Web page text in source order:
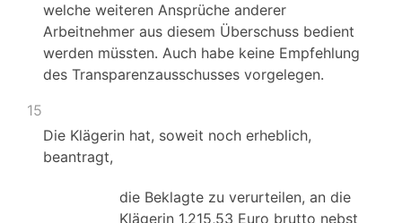
welche weiteren Ansprüche anderer
Arbeitnehmer aus diesem Überschuss bedient
werden müssten. Auch habe keine Empfehlung
des Transparenzausschusses vorgelegen.
15
Die Klägerin hat, soweit noch erheblich,
beantragt,
die Beklagte zu verurteilen, an die
Klägerin 1.215,53 Euro brutto nebst